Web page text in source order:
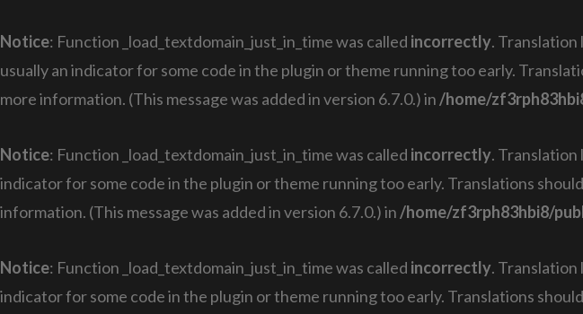
Notice: Function _load_textdomain_just_in_time was called incorrectly.
usually an indicator for some code in the plugin or theme running too early.
more information. (This message was added in version 6.7.0.) in /home/
Notice: Function _load_textdomain_just_in_time was called incorrectly.
indicator for some code in the plugin or theme running too early. Translations
information. (This message was added in version 6.7.0.) in /home/zf3rph83hbi8/
Notice: Function _load_textdomain_just_in_time was called incorrectly.
indicator for some code in the plugin or theme running too early. Translations